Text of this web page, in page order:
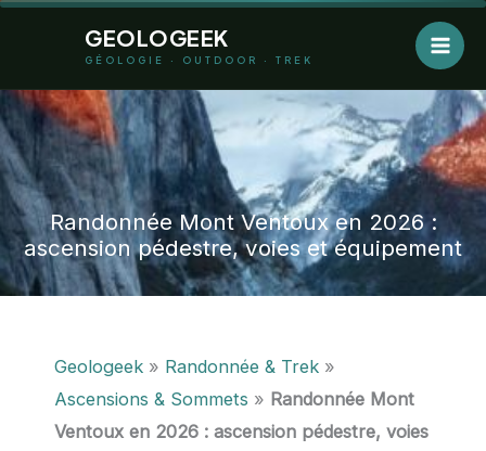
GEOLOGEEK
GÉOLOGIE · OUTDOOR · TREK
Randonnée Mont Ventoux en 2026:
ascension pédestre, voies et équipement
Geologeek » Randonnée & Trek »
Ascensions & Sommets » Randonnée Mont
Ventoux en 2026 : ascension pédestre, voies